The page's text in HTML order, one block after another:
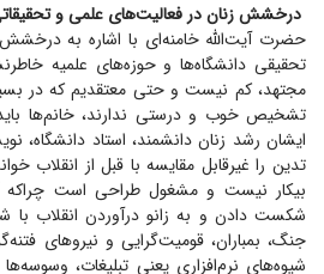
درخشش زنان در فعالیت‌های علمی و
حضرت آیت‌الله خامنه‌ای با اشاره به
تحقیقی دانشگاه‌ها و حوزه‌های علمیه
مجتهد، کم نیست و حتی معتقدیم که در
تشخیص خوب و درستی ندارند، خانم‌ها
ایشان رشد زنان دانشمند، استاد دانشگاه،
تدین را غیرقابل مقایسه با قبل از انقلاب
بیکار نیست و مشغول طراحی است چراکه
شکست دادن و به زانو درآوردن انقلاب
جنگ، بمباران، قومیت‌گرایی و نیرو‌های
شیوه‌های نرم‌افزاری یعنی تبلیغات،